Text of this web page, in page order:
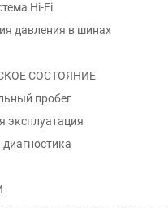
Hi-Fi
давления в шинах
СОСТОЯНИЕ
пробег
эксплуатация